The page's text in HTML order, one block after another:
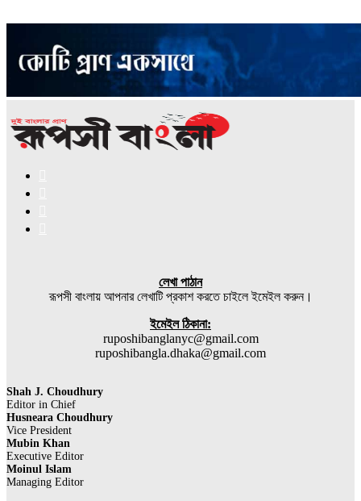
লেখা পাঠান
রূপসী বাংলায় আপনার লেখাটি প্রকাশ করতে চাইলে ইমেইল করুন।
ইমেইল ঠিকানা:
ruposhibanglanyc@gmail.com
ruposhibangla.dhaka@gmail.com
Shah J. Choudhury
Editor in Chief
Husneara Choudhury
Vice President
Mubin Khan
Executive Editor
Moinul Islam
Managing Editor